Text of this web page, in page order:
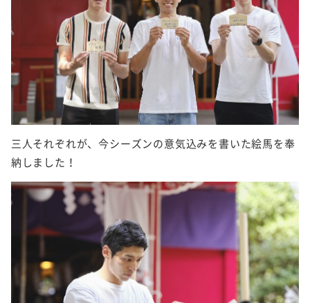
三人それぞれが、今シーズンの意気込みを書いた絵馬を奉
納しました！